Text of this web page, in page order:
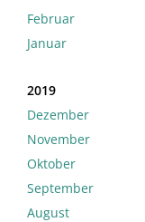
Februar
Januar
2019
Dezember
November
Oktober
September
August